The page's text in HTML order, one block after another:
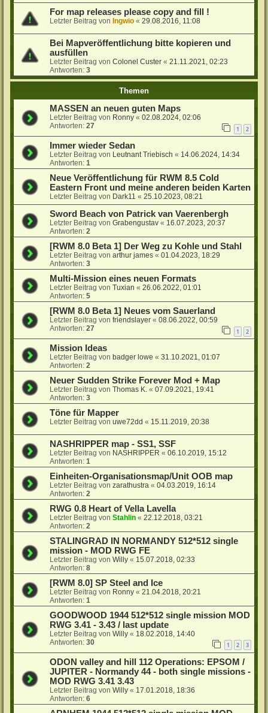
For map releases please copy and fill !
Letzter Beitrag von Ingwio «29.08.2016, 11:08
Bei Mapveröffentlichung bitte kopieren und
ausfüllen
Letzter Beitrag vonColonel Custer «21.11.2021, 02:23
Antworten:3
Themen
MASSEN an neuen guten Maps
Letzter Beitrag von Ronny «02.08.2024, 02:06
Antworten:27 1 2
Immer wieder Sedan
Letzter Beitrag von Leutnant Triebisch « 14.06.2024, 14:34
Antworten:1
Neue Veröffentlichung für RWM 8.5 Cold
Eastern Front und meine anderen beiden Karten
Letzter Beitrag von Dark11 «25.10.2023, 08:21
Sword Beach von Patrick van Vaerenbergh
Letzter Beitrag vonGrabengustav « 16.07.2023, 20:37
Antworten:2
[RWM 8.0 Beta 1] Der Weg zu Kohle und Stahl
Letzter Beitrag vonarthur james «01.04.2023, 18:29
Antworten:3
Multi-Mission eines neuen Formats
Letzter Beitrag vonTuxian «26.06.2022, 01:01
Antworten:5
[RWM 8.0 Beta 1] Neues vom Sauerland
Letzter Beitrag vonfriendslayer «08.06.2022, 00:59
Antworten:27 1 2
Mission Ideas
Letzter Beitrag vonbadger lowe «31.10.2021, 01:07
Antworten:2
Neuer Sudden Strike Forever Mod + Map
Letzter Beitrag vonThomas K. «07.09.2021, 19:41
Antworten:3
Töne für Mapper
Letzter Beitrag vonuwe72dd « 15.11.2019, 20:38
NASHRIPPER map - SS1, SSF
Letzter Beitrag von NASHRIPPER «06.10.2019, 15:12
Antworten:1
Einheiten-Organisationsmap/Unit OOB map
Letzter Beitrag vonzarathustra «04.03.2019, 16:14
Antworten:2
RWG 0.8 Heart of Vella Lavella
Letzter Beitrag vonStahlin «22.12.2018, 03:21
Antworten:2
STALINGRAD IN NORMANDY 512*512 single
mission - MOD RWG FE
Letzter Beitrag vonWilly « 15.07.2018, 02:33
Antworten:8
[RWM 8.0] SP Steel and Ice
Letzter Beitrag von Ronny «21.04.2018, 20:21
Antworten:1
GOODWOOD 1944 512*512 single mission MOD
RWG 3.41 - 3.43 / last update
Letzter Beitrag vonWilly « 18.02.2018, 14:40
Antworten:30 1 2 3
ODON valley and hill 112 Operations: EPSOM /
JUPITER - Normandy 44 - both single missions -
MOD RWG 3.41 3.43
Letzter Beitrag vonWilly « 17.01.2018, 18:36
Antworten:6